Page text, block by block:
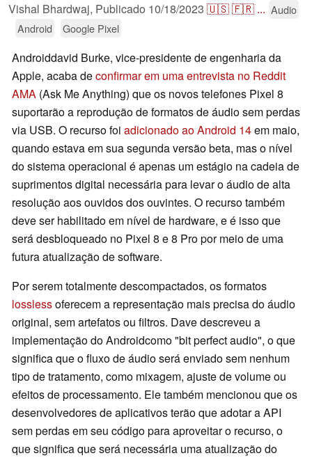
Vishal Bhardwaj, Publicado 10/18/2023 🇺🇸🇫🇷 ... Audio
Android
Google Pixel
Androiddavid Burke, vice-presidente de engenharia da
Apple, acaba deconfirmar em uma entrevista no Reddit
AMA (Ask Me Anything) que os novos telefones Pixel 8
suportarão a reprodução de formatos de áudio sem perdas
via USB. O recurso foi adicionado ao Android 14em maio,
quando estava em sua segunda versão beta, mas o nível
do sistema operacional é apenas um estágio na cadeia de
suprimentos digital necessária para levar o áudio de alta
resolução aos ouvidos dos ouvintes. O recurso também
deve ser habilitado em nível de hardware, e é isso que
será desbloqueado no Pixel 8 e 8 Pro por meio de uma
futura atualização de software.
Por serem totalmente descompactados, os formatos
losslessoferecem a representação mais precisa do áudio
original, sem artefatos ou filtros. Dave descreveu a
implementação do Androidcomo "bit perfect audio", o que
significa que o fluxo de áudio será enviado sem nenhum
tipo de tratamento, como mixagem, ajuste de volume ou
efeitos de processamento. Ele também mencionou que os
desenvolvedores de aplicativos terão que adotar a API
sem perdas em seu código para aproveitar o recurso, o
que significa que será necessária uma atualização do